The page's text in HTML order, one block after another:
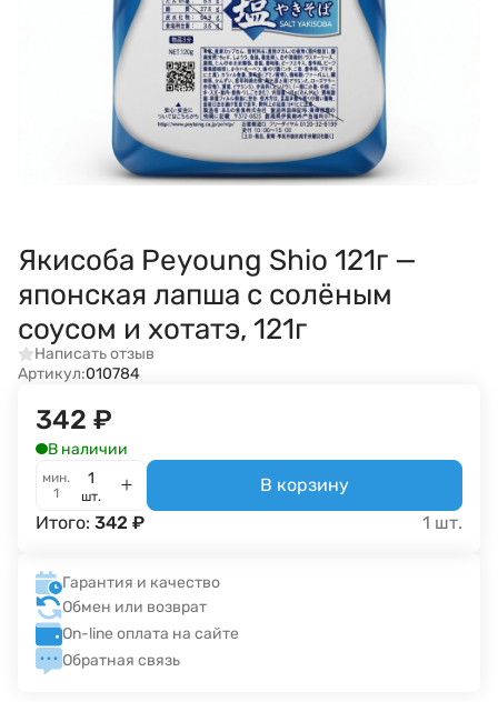
Якисоба Peyoung Shio 121г —
японская лапша с солёным
соусом и хотатэ, 121г
Написать отзыв
Артикул:010784
342 ₽
В наличии
мин.
1
шт.
В корзину
Итого: 342 ₽ 1 шт.
Гарантия и качество
Обмен или возврат
On-line оплата на сайте
Обратная связь